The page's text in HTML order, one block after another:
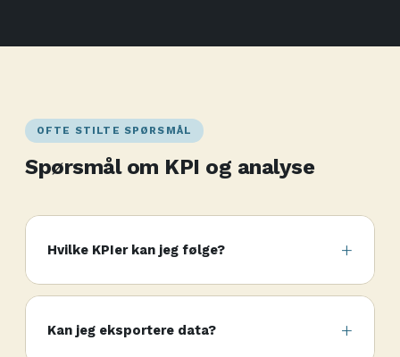
OFTE STILTE SPØRSMÅL
Spørsmål om KPI og analyse
Hvilke KPIer kan jeg følge?
Kan jeg eksportere data?